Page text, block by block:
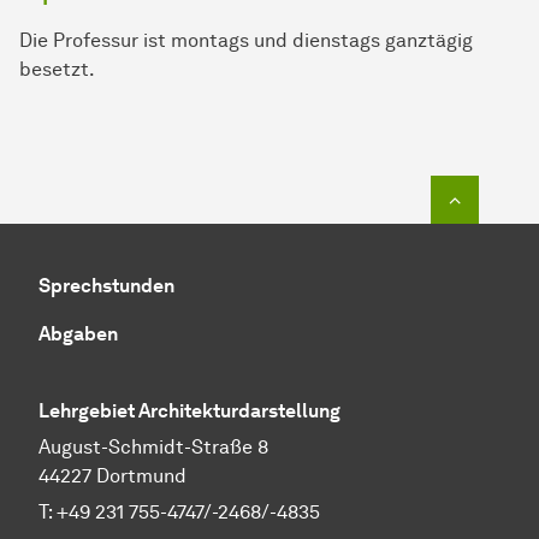
Die Professur ist montags und dienstags ganztägig
besetzt.
Sprechstunden
Abgaben
Lehrgebiet Architekturdarstellung
August-Schmidt-Straße 8
44227 Dortmund
T: +49 231 755-4747/-2468/-4835